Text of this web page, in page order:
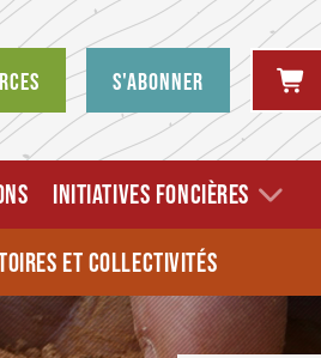
S'abonner
INITIATIVES FONCIÈRES
ET COLLECTIVITÉS